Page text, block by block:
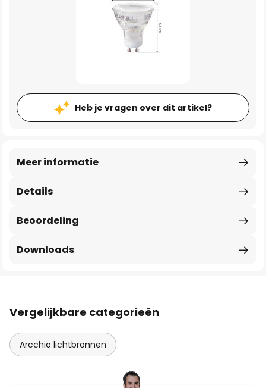
Heb je vragen over dit artikel?
Details
Meer informatie
Beoordeling
Downloads
Vergelijkbare categorieën
Arcchio lichtbronnen